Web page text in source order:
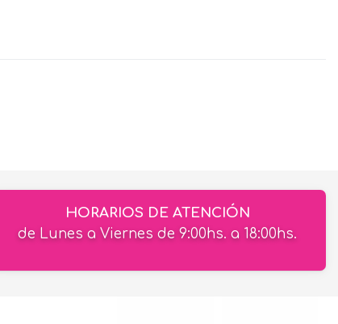
HORARIOS DE ATENCIÓN
de Lunes a Viernes de 9:00hs. a 18:00hs.